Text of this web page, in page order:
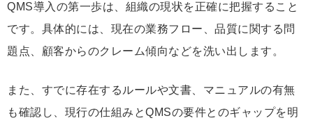
QMS導入の第一歩は、組織の現状を正確に把握すること
です。具体的には、現在の業務フロー、品質に関する問
題点、顧客からのクレーム傾向などを洗い出します。
また、すでに存在するルールや文書、マニュアルの有無
も確認し、現行の仕組みとQMSの要件とのギャップを明